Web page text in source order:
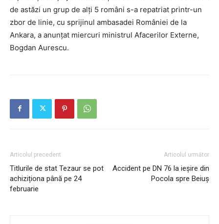
de astăzi un grup de alți 5 români s-a repatriat printr-un
zbor de linie, cu sprijinul ambasadei României de la
Ankara, a anunțat miercuri ministrul Afacerilor Externe,
Bogdan Aurescu.
Articolul precedent
Titlurile de stat Tezaur se pot
achiziționa până pe 24
februarie
Articolul următor
Accident pe DN 76 la ieșire din
Pocola spre Beiuș